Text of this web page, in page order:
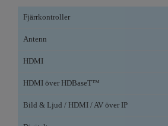
Fjärrkontroller
Antenn
HDMI
HDMI över HDBaseT™
Bild & Ljud / HDMI / AV över IP